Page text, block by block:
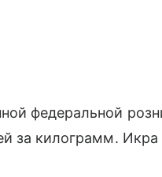
федеральной
за килограмм. Икра